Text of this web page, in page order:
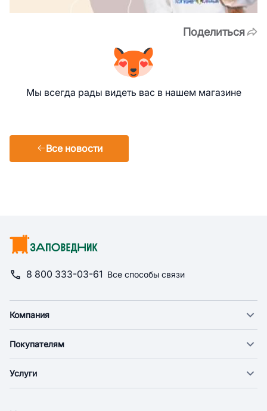
Поделиться
Мы всегда рады видеть вас в нашем магазине
Все новости
8 800 333-03-61 Все способы связи
Компания
Новости
Поставщикам
Покупателям
Экспресс доставка
Услуги
Груминг